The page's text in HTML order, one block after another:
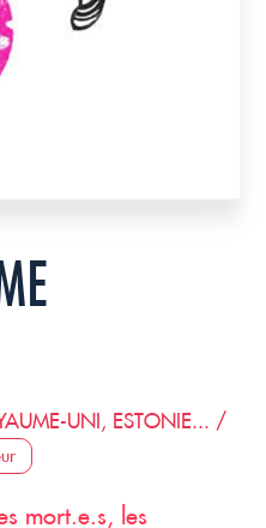
UNI, ESTONIE... /
mort.e.s, les